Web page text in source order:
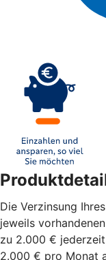
Die Verzinsung
jeweils
zu 2.000 €
2.000 € pro Monat